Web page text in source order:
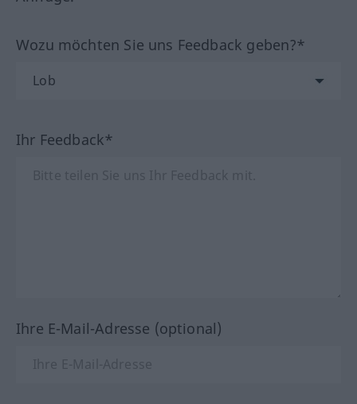
Wozu möchten Sie uns Feedback geben?*
Ihr Feedback*
Ihre E-Mail-Adresse (optional)